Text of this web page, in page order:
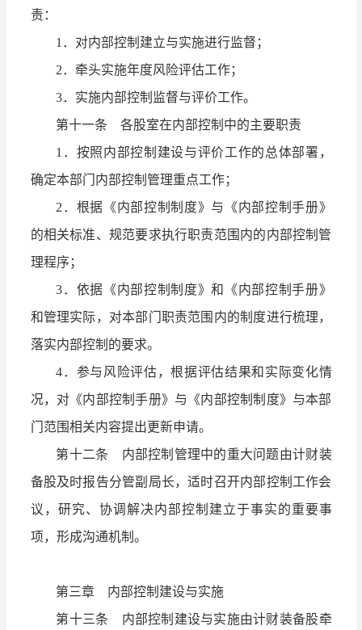
责：
1．对内部控制建立与实施进行监督；
2．牵头实施年度风险评估工作；
3．实施内部控制监督与评价工作。
第十一条 各股室在内部控制中的主要职责
1．按照内部控制建设与评价工作的总体部署，
确定本部门内部控制管理重点工作；
2．根据《内部控制制度》与《内部控制手册》
的相关标准、规范要求执行职责范围内的内部控制管
理程序；
3．依据《内部控制制度》和《内部控制手册》
和管理实际，对本部门职责范围内的制度进行梳理，
落实内部控制的要求。
4．参与风险评估，根据评估结果和实际变化情
况，对《内部控制手册》与《内部控制制度》与本部
门范围相关内容提出更新申请。
第十二条 内部控制管理中的重大问题由计财装
备股及时报告分管副局长，适时召开内部控制工作会
议，研究、协调解决内部控制建立于事实的重要事
项，形成沟通机制。
第三章 内部控制建设与实施
第十三条 内部控制建设与实施由计财装备股牵